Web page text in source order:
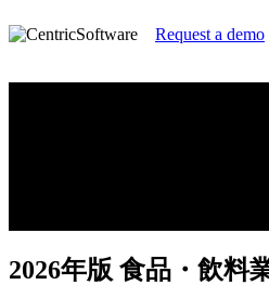
Request a demo
2026年版 食品・飲料